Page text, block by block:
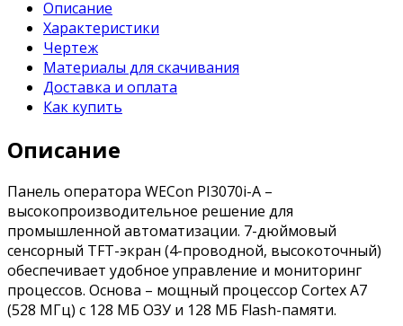
Описание
Характеристики
Чертеж
Материалы для скачивания
Доставка и оплата
Как купить
Описание
Панель оператора WECon PI3070i-A –
высокопроизводительное решение для
промышленной автоматизации. 7-дюймовый
сенсорный TFT-экран (4-проводной, высокоточный)
обеспечивает удобное управление и мониторинг
процессов. Основа – мощный процессор Cortex A7
(528 МГц) с 128 МБ ОЗУ и 128 МБ Flash-памяти.